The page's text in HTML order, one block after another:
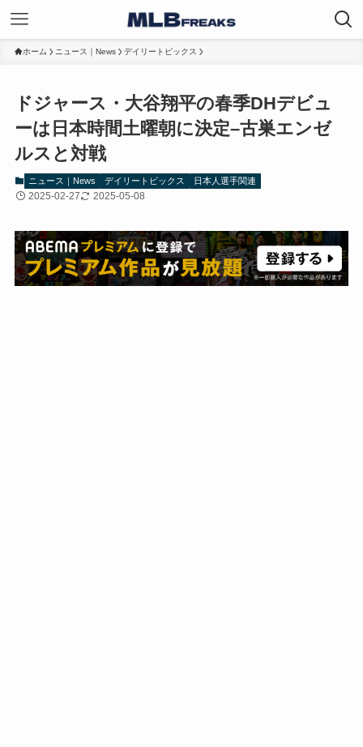
ホーム ニュース｜News デイリートピックス
ドジャース・大谷翔平の春季DHデビュ
ーは日本時間土曜朝に決定–古巣エンゼ
ルスと対戦
ニュース｜News デイリートピックス 日本人選手関連
2025-02-27 2025-05-08